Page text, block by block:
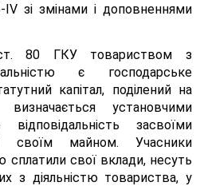
зі змінами і доповненнями
80 ГКУ товариством з
є господарське
капітал, поділений на
установчими
засвоїми
своїм майном. Учасники
сплатили свої вклади, несуть
з діяльністю товариства, у